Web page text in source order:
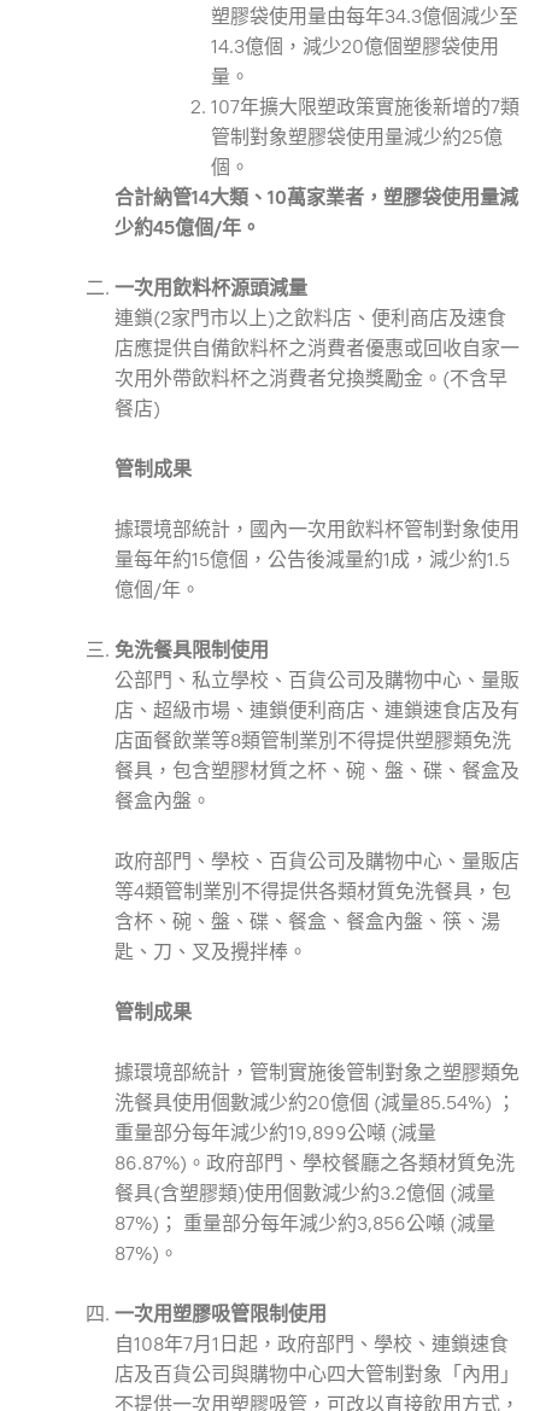
塑膠袋使用量由每年34.3億個減少至
14.3億個，減少20億個塑膠袋使用
量。
107年擴大限塑政策實施後新增的7類
管制對象塑膠袋使用量減少約25億
個。
合計納管14大類、10萬家業者，塑膠袋使用量減
少約45億個/年。
一次用飲料杯源頭減量
連鎖(2家門市以上)之飲料店、便利商店及速食
店應提供自備飲料杯之消費者優惠或回收自家一
次用外帶飲料杯之消費者兌換獎勵金。(不含早
餐店)
管制成果
據環境部統計，國內一次用飲料杯管制對象使用
量每年約15億個，公告後減量約1成，減少約1.5
億個/年。
免洗餐具限制使用
公部門、私立學校、百貨公司及購物中心、量販
店、超級市場、連鎖便利商店、連鎖速食店及有
店面餐飲業等8類管制業別不得提供塑膠類免洗
餐具，包含塑膠材質之杯、碗、盤、碟、餐盒及
餐盒內盤。
政府部門、學校、百貨公司及購物中心、量販店
等4類管制業別不得提供各類材質免洗餐具，包
含杯、碗、盤、碟、餐盒、餐盒內盤、筷、湯
匙、刀、叉及攪拌棒。
管制成果
據環境部統計，管制實施後管制對象之塑膠類免
洗餐具使用個數減少約20億個 (減量85.54%) ；
重量部分每年減少約19,899公噸 (減量
86.87%)。政府部門、學校餐廳之各類材質免洗
餐具(含塑膠類)使用個數減少約3.2億個 (減量
87%)； 重量部分每年減少約3,856公噸 (減量
87%)。
一次用塑膠吸管限制使用
自108年7月1日起，政府部門、學校、連鎖速食
店及百貨公司與購物中心四大管制對象「內用」
不提供一次用塑膠吸管，可改以直接飲用方式，